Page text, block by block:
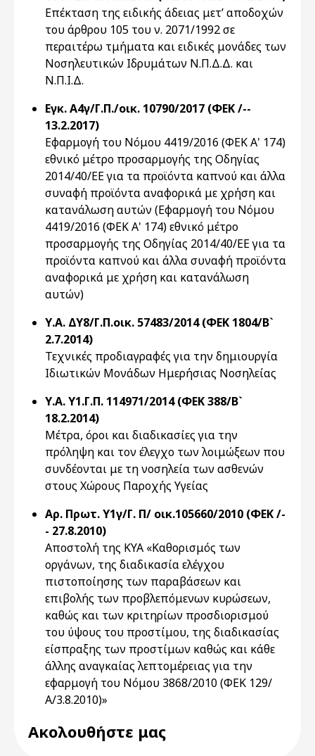
Επέκταση της ειδικής άδειας μετ’ αποδοχών
του άρθρου 105 του ν. 2071/1992 σε
περαιτέρω τμήματα και ειδικές μονάδες των
Νοσηλευτικών Ιδρυμάτων Ν.Π.Δ.Δ. και
Ν.Π.Ι.Δ.
Εγκ. Α4γ/Γ.Π./οικ. 10790/2017 (ΦΕΚ /--
13.2.2017)
Εφαρμογή του Νόμου 4419/2016 (ΦΕΚ Α' 174)
εθνικό μέτρο προσαρμογής της Οδηγίας
2014/40/ΕΕ για τα προϊόντα καπνού και άλλα
συναφή προϊόντα αναφορικά με χρήση και
κατανάλωση αυτών (Εφαρμογή του Νόμου
4419/2016 (ΦΕΚ Α' 174) εθνικό μέτρο
προσαρμογής της Οδηγίας 2014/40/ΕΕ για τα
προϊόντα καπνού και άλλα συναφή προϊόντα
αναφορικά με χρήση και κατανάλωση
αυτών)
Υ.Α. ΔΥ8/Γ.Π.οικ. 57483/2014 (ΦΕΚ 1804/Β`
2.7.2014)
Τεχνικές προδιαγραφές για την δημιουργία
Ιδιωτικών Μονάδων Ημερήσιας Νοσηλείας
Υ.Α. Υ1.Γ.Π. 114971/2014 (ΦΕΚ 388/Β`
18.2.2014)
Μέτρα, όροι και διαδικασίες για την
πρόληψη και τον έλεγχο των λοιμώξεων που
συνδέονται με τη νοσηλεία των ασθενών
στους Χώρους Παροχής Υγείας
Αρ. Πρωτ. Υ1γ/Γ. Π/ οικ.105660/2010 (ΦΕΚ /-
- 27.8.2010)
Αποστολή της ΚΥΑ «Καθορισμός των
οργάνων, της διαδικασία ελέγχου
πιστοποίησης των παραβάσεων και
επιβολής των προβλεπόμενων κυρώσεων,
καθώς και των κριτηρίων προσδιορισμού
του ύψους του προστίμου, της διαδικασίας
είσπραξης των προστίμων καθώς και κάθε
άλλης αναγκαίας λεπτομέρειας για την
εφαρμογή του Νόμου 3868/2010 (ΦΕΚ 129/
Α/3.8.2010)»
Ακολουθήστε μας